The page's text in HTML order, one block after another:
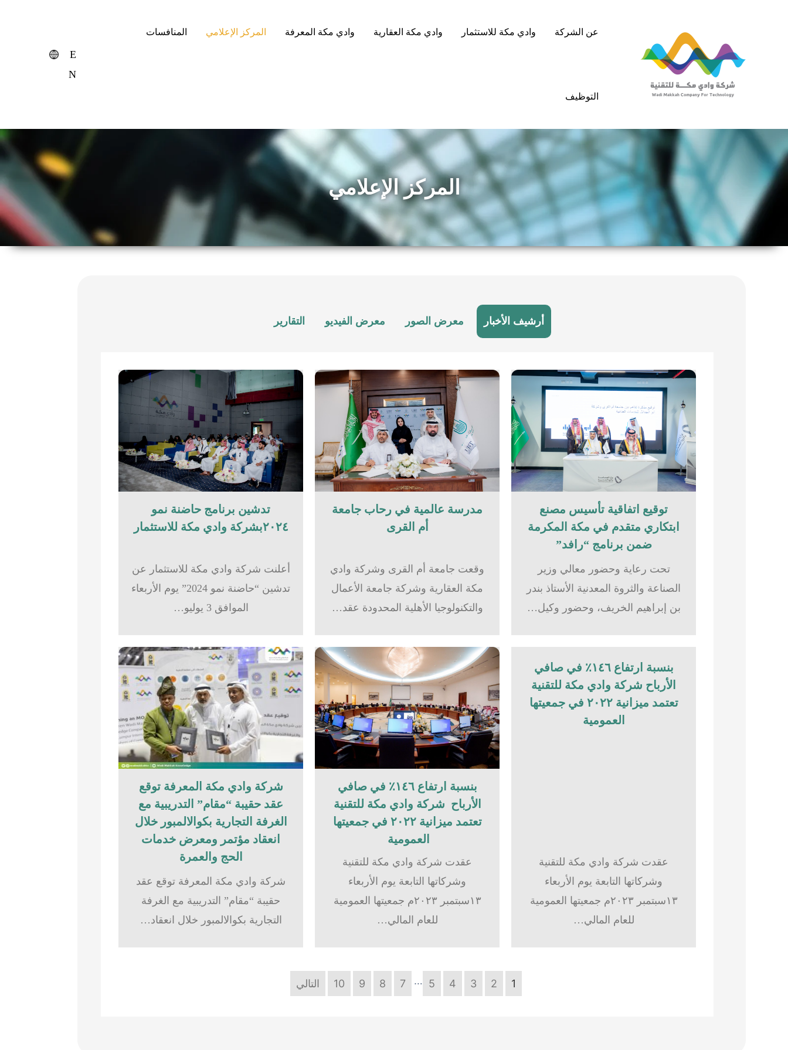
عن الشركة وادي مكة للاستثمار وادي مكة العقارية وادي مكة المعرفة المركز الإعلامي المنافسات
التوظيف
E
N
المركز الإعلامي
أرشيف الأخبار معرض الصور معرض الفيديو التقارير
توقيع اتفاقية تأسيس مصنع
ابتكاري متقدم في مكة المكرمة
ضمن برنامج “رافد”
تحت رعاية وحضور معالي وزير
الصناعة والثروة المعدنية الأستاذ بندر
بن إبراهيم الخريف، وحضور وكيل…
مدرسة عالمية في رحاب جامعة
أم القرى​
وقعت جامعة أم القرى وشركة وادي
مكة العقارية وشركة جامعة الأعمال
والتكنولوجيا الأهلية المحدودة عقد…
تدشين برنامج حاضنة نمو
٢٠٢٤بشركة وادي مكة للاستثمار
أعلنت شركة وادي مكة للاستثمار عن
تدشين “حاضنة نمو 2024” يوم الأربعاء
الموافق 3 يوليو…
بنسبة ارتفاع ١٤٦٪؜ في صافي
الأرباح شركة وادي مكة للتقنية
تعتمد ميزانية ٢٠٢٢ في جمعيتها
العمومية
عقدت شركة وادي مكة للتقنية
وشركاتها التابعة يوم الأربعاء
١٣سبتمبر ٢٠٢٣م جمعيتها العمومية
للعام المالي…
بنسبة ارتفاع ١٤٦٪؜ في صافي
الأرباح شركة وادي مكة للتقنية
تعتمد ميزانية ٢٠٢٢ في جمعيتها
العمومية
عقدت شركة وادي مكة للتقنية
وشركاتها التابعة يوم الأربعاء
١٣سبتمبر ٢٠٢٣م جمعيتها العمومية
للعام المالي…
شركة وادي مكة المعرفة توقع
عقد حقيبة “مقام” التدريبية مع
الغرفة التجارية بكوالالمبور خلال
انعقاد مؤتمر ومعرض خدمات
الحج والعمرة
شركة وادي مكة المعرفة توقع عقد
حقيبة “مقام” التدريبية مع الغرفة
التجارية بكوالالمبور خلال انعقاد…
1
2
3
4
5
…
7
8
9
10 التالي